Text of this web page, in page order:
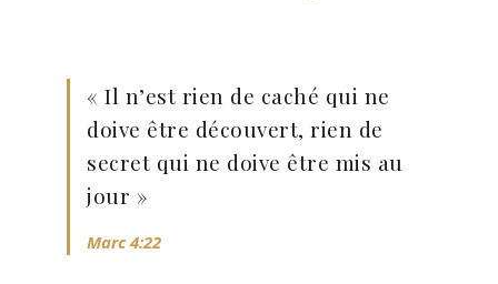
« Il n’est rien de caché qui ne
doive être découvert, rien de
secret qui ne doive être mis au
jour »
Marc 4:22